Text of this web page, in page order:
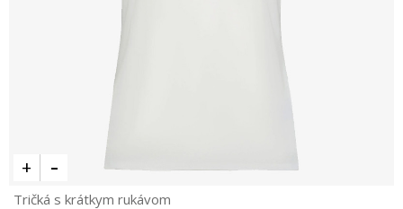
Tričká s krátkym rukávom